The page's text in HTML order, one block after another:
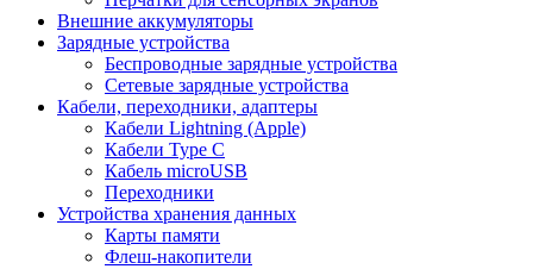
Внешние аккумуляторы
Зарядные устройства
Беспроводные зарядные устройства
Сетевые зарядные устройства
Кабели, переходники, адаптеры
Кабели Lightning (Apple)
Кабели Type C
Кабель microUSB
Переходники
Устройства хранения данных
Карты памяти
Флеш-накопители